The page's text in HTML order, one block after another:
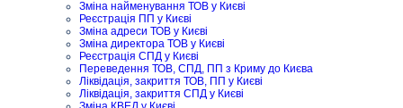
Зміна найменування ТОВ у Києві
Реєстрація ПП у Києві
Зміна адреси ТОВ у Києві
Зміна директора ТОВ у Києві
Реєстрація СПД у Києві
Переведення ТОВ, СПД, ПП з Криму до Києва
Ліквідація, закриття ТОВ, ПП у Києві
Ліквідація, закриття СПД у Києві